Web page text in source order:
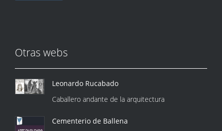
Otras webs
Leonardo Rucabado
Caballero andante de la arquitectura
Cementerio de Ballena